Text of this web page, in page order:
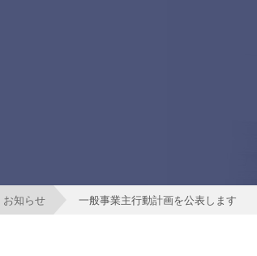
お知らせ 一般事業主行動計画を公表します